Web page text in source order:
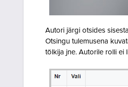
Autori järgi otsides
Otsingu tulemusena
tõlkija jne. Autorile rolli ei